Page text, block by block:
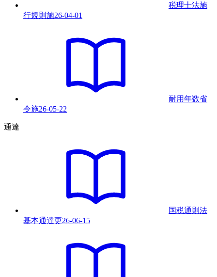
税理士法施
行規則 施26-04-01
耐用年数省
令施26-05-22
通達
国税通則法
基本通達更26-06-15